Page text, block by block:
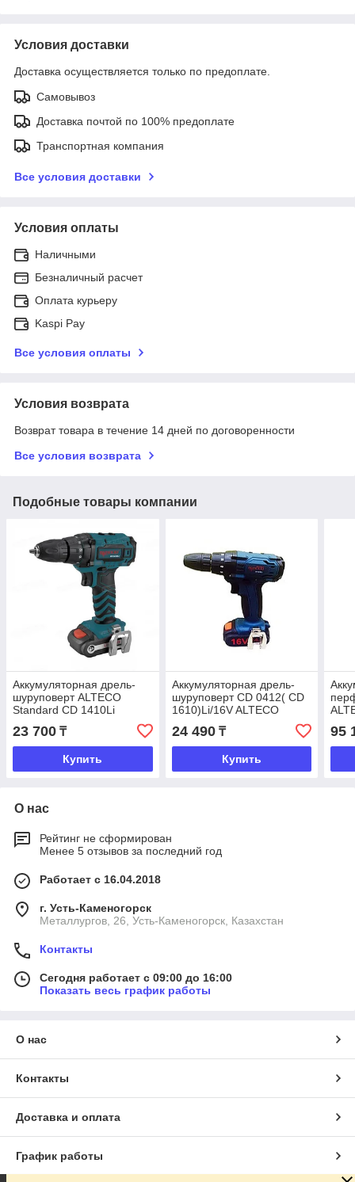
Условия доставки
Доставка осуществляется только по предоплате.
Самовывоз
Доставка почтой по 100% предоплате
Транспортная компания
Все условия доставки
Условия оплаты
Наличными
Безналичный расчет
Оплата курьеру
Kaspi Pay
Все условия оплаты
Условия возврата
Возврат товара в течение 14 дней по договоренности
Все условия возврата
Подобные товары компании
Аккумуляторная дрель-
шуруповерт ALTECO
Standard СD 1410Li
23 700 ₸
Купить
Аккумуляторная дрель-
шуруповерт СD 0412( СD
1610)Li/16V ALTECO
24 490₸
Купить
95
О нас
Рейтинг не сформирован
Менее 5 отзывов за последний год
Работает с 16.04.2018
г. Усть-Каменогорск
Металлургов, 26, Усть-Каменогорск, Казахстан
Контакты
Сегодня работает с 09:00 до 16:00
Показать весь график работы
О нас
Контакты
Доставка и оплата
График работы